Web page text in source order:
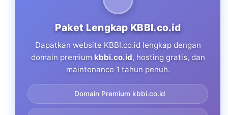
Paket Lengkap KBBI.co.id
Dapatkan website KBBI.co.id lengkap dengan
domain premium kbbi.co.id, hosting gratis, dan
maintenance 1 tahun penuh.
Domain Premium kbbi.co.id